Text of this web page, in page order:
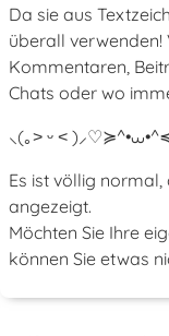
Da sie aus
überall verwenden!
Kommentaren,
Chats oder wo
⸜(｡˃ ᵕ ˂ )⸝♡
Es ist völlig
angezeigt.
Möchten Sie Ihre
können Sie etwas